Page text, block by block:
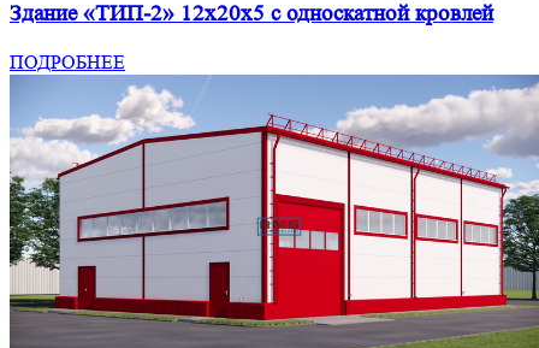
Здание «ТИП-2» 12x20x5 с односкатной кровлей
ПОДРОБНЕЕ